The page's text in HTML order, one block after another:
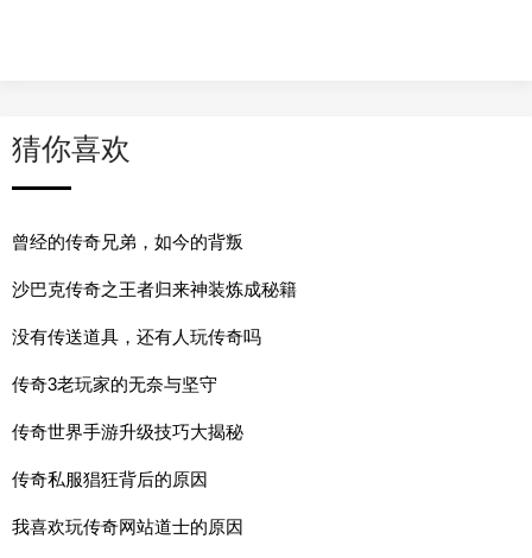
猜你喜欢
曾经的传奇兄弟，如今的背叛
沙巴克传奇之王者归来神装炼成秘籍
没有传送道具，还有人玩传奇吗
传奇3老玩家的无奈与坚守
传奇世界手游升级技巧大揭秘
传奇私服猖狂背后的原因
我喜欢玩传奇网站道士的原因